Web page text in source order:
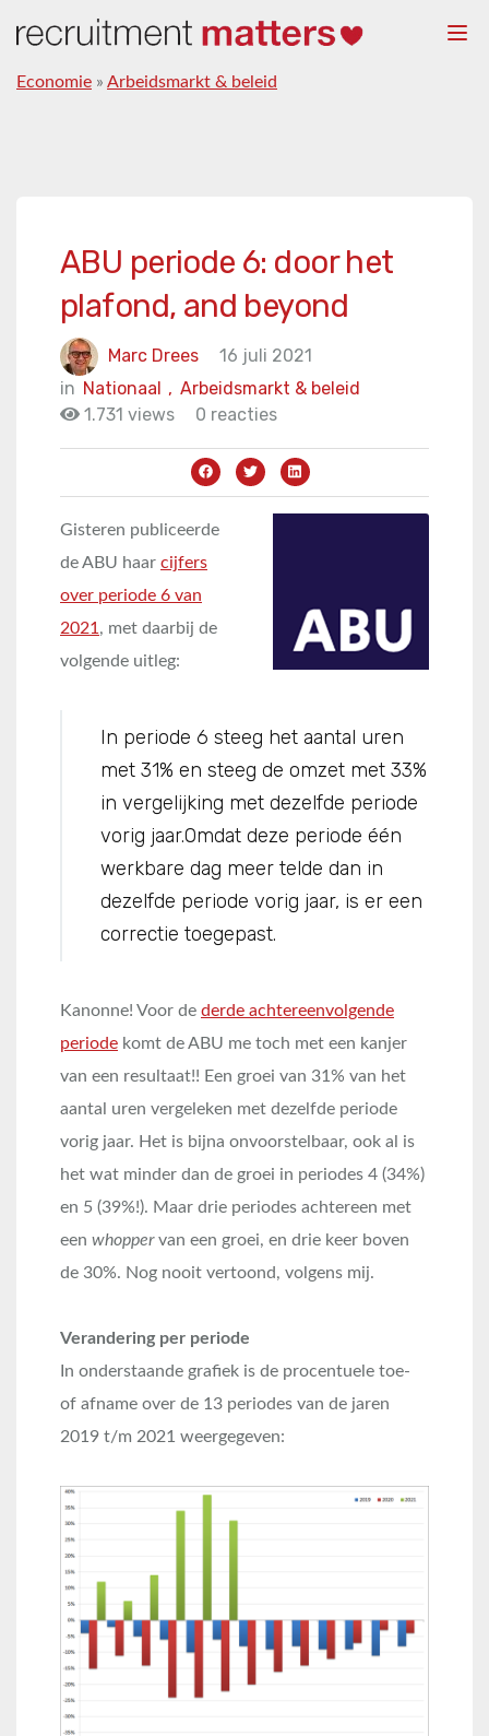
Economie » Arbeidsmarkt & beleid
ABU periode 6: door het
plafond, and beyond
Marc Drees
16 juli 2021
in
Arbeidsmarkt & beleid
Nationaal ,
1.731 views
0 reacties
Gisteren publiceerde
de ABU haar cijfers
over periode 6 van
2021 , met daarbij de
volgende uitleg:
In periode 6 steeg het aantal uren
met 31% en steeg de omzet met 33%
in vergelijking met dezelfde periode
vorig jaar.Omdat deze periode één
werkbare dag meer telde dan in
dezelfde periode vorig jaar, is er een
correctie toegepast.
Kanonne! Voor de derde achtereenvolgende
periode komt de ABU me toch met een kanjer
van een resultaat!! Een groei van 31% van het
aantal uren vergeleken met dezelfde periode
vorig jaar. Het is bijna onvoorstelbaar, ook al is
het wat minder dan de groei in periodes 4 (34%)
en 5 (39%!). Maar drie periodes achtereen met
een whoppervan een groei, en drie keer boven
de 30%. Nog nooit vertoond, volgens mij.
Verandering per periode
In onderstaande grafiek is de procentuele toe-
of afname over de 13 periodes van de jaren
2019 t/m 2021 weergegeven: